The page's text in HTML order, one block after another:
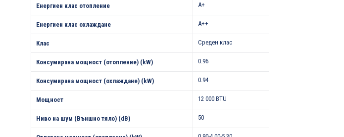
Енергиен клас отопление A+
Енергиен клас охлаждане A++
Клас Среден клас
Консумирана мощност (отопление) (kW) 0.96
Консумирана мощност (охлаждане) (kW) 0.94
Мощност 12 000 BTU
Ниво на шум (Външно тяло) (dB) 50